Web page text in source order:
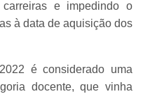
e impedindo o
à data de aquisição dos
é considerado uma
docente, que vinha